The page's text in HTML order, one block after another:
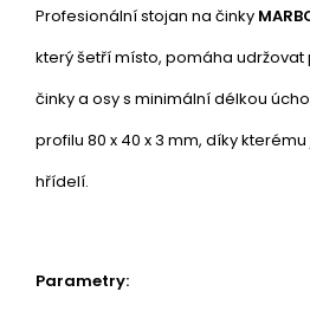
Profesionální stojan na činky
který šetří místo, pomáha
činky a osy s minimální délkou
profilu 80 x 40 x 3 mm, díky
hřídelí.
Parametry: